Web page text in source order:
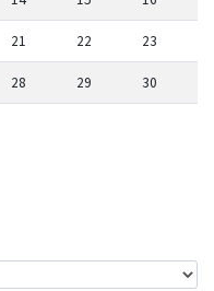
21 22 23
28 29 30